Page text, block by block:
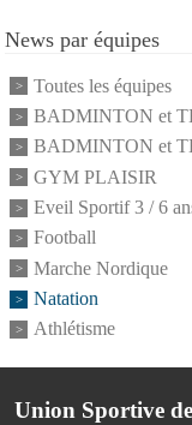
News par équipes
Toutes les équipes
BADMINTON et
BADMINTON et
GYM PLAISIR
Eveil Sportif 3 / 6
Football
Marche Nordique
Natation
Athlétisme
Union Sportive